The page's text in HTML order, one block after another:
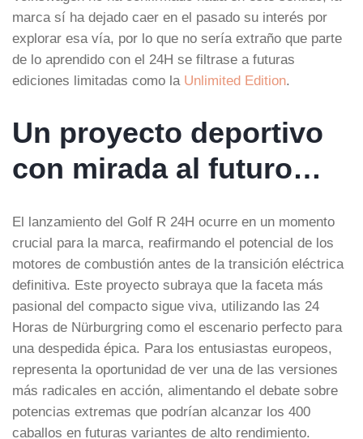
marca sí ha dejado caer en el pasado su interés por
explorar esa vía, por lo que no sería extraño que parte
de lo aprendido con el 24H se filtrase a futuras
ediciones limitadas como la Unlimited Edition.
Un proyecto deportivo
con mirada al futuro…
El lanzamiento del Golf R 24H ocurre en un momento
crucial para la marca, reafirmando el potencial de los
motores de combustión antes de la transición eléctrica
definitiva. Este proyecto subraya que la faceta más
pasional del compacto sigue viva, utilizando las 24
Horas de Nürburgring como el escenario perfecto para
una despedida épica. Para los entusiastas europeos,
representa la oportunidad de ver una de las versiones
más radicales en acción, alimentando el debate sobre
potencias extremas que podrían alcanzar los 400
caballos en futuras variantes de alto rendimiento.